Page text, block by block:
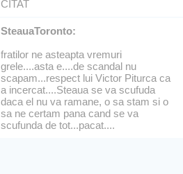
CITAT
SteauaToronto:
fratilor ne asteapta vremuri
grele....asta e....de scandal nu
scapam...respect lui Victor Piturca ca
a incercat....Steaua se va scufuda
daca el nu va ramane, o sa stam si o
sa ne certam pana cand se va
scufunda de tot...pacat....